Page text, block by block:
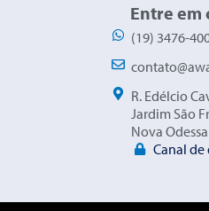
Entre em
(19) 3476-
R. Edélcio
Jardim São
Nova Odessa
Canal